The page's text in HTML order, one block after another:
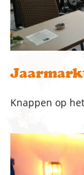
Knappen op